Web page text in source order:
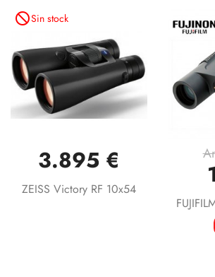
not_interestedSin stock
3.895 €
ZEISS Victory RF 10x54